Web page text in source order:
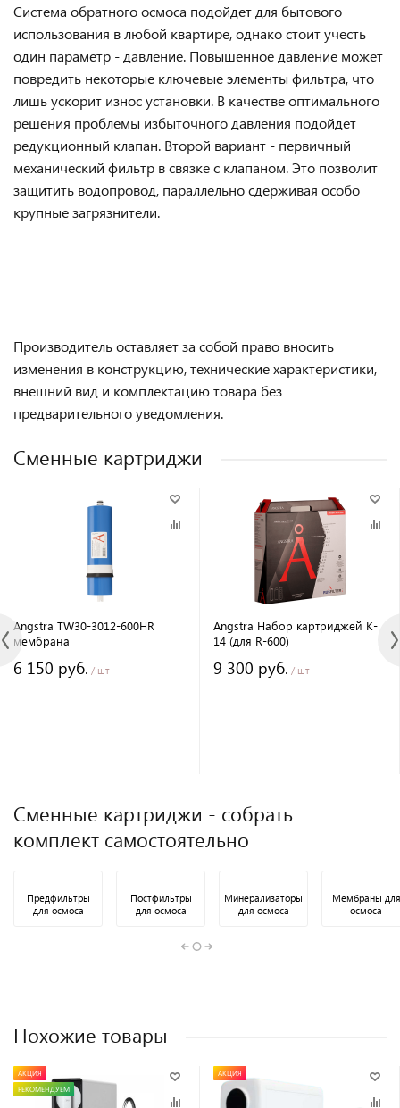
Система обратного осмоса подойдет для бытового
использования в любой квартире, однако стоит учесть
один параметр - давление. Повышенное давление может
повредить некоторые ключевые элементы фильтра, что
лишь ускорит износ установки. В качестве оптимального
решения проблемы избыточного давления подойдет
редукционный клапан. Второй вариант - первичный
механический фильтр в связке с клапаном. Это позволит
защитить водопровод, параллельно сдерживая особо
крупные загрязнители.
Производитель оставляет за собой право вносить
изменения в конструкцию, технические характеристики,
внешний вид и комплектацию товара без
предварительного уведомления.
Сменные картриджи
Angstra TW30-3012-600HR
мембрана
6 150 руб. / шт
Angstra Набор картриджей K-
14 (для R-600)
9 300 руб. / шт
Сменные картриджи - собрать
комплект самостоятельно
Предфильтры
для осмоса
Постфильтры
для осмоса
Минерализаторы
для осмоса
Мембраны для
осмоса
Похожие товары
АКЦИЯ
РЕКОМЕНДУЕМ
АКЦИЯ